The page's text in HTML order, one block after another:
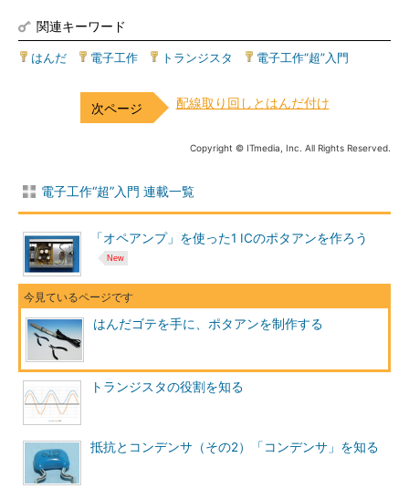
関連キーワード
はんだ 電子工作 トランジスタ 電子工作“超”入門
配線取り回しとはんだ付け
Copyright © ITmedia, Inc. All Rights Reserved.
電子工作“超”入門 連載一覧
「オペアンプ」を使った1 ICのポタアンを作ろう
はんだゴテを手に、ポタアンを制作する
トランジスタの役割を知る
抵抗とコンデンサ（その2）「コンデンサ」を知る